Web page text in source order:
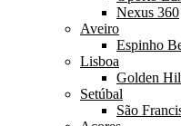
Nexus 360
Aveiro
Espinho
Lisboa
Golden
Setúbal
São